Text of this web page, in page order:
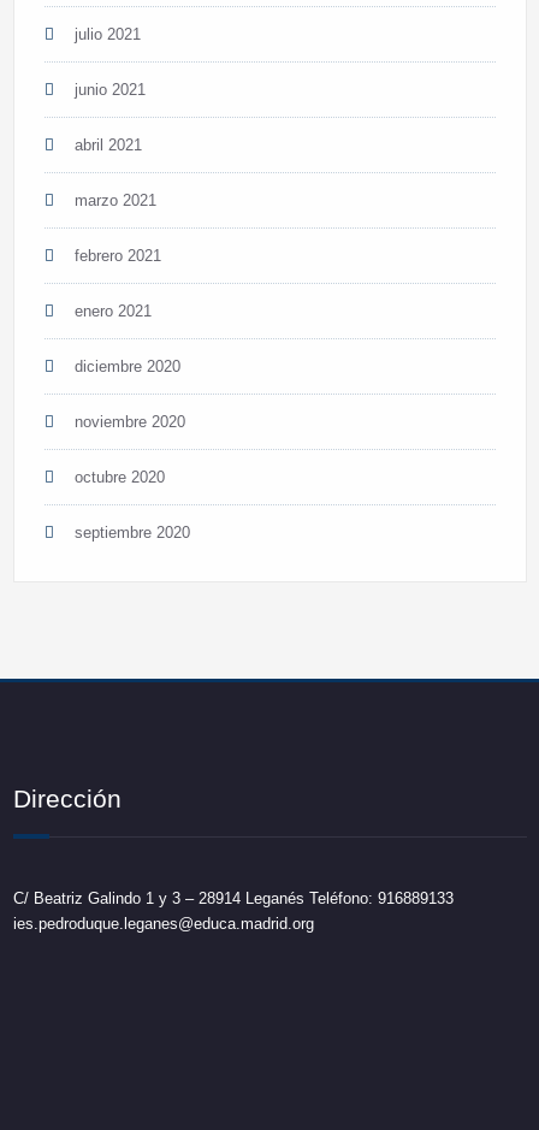
julio 2021
junio 2021
abril 2021
marzo 2021
febrero 2021
enero 2021
diciembre 2020
noviembre 2020
octubre 2020
septiembre 2020
Dirección
C/ Beatriz Galindo 1 y 3 – 28914 Leganés Teléfono: 916889133
ies.pedroduque.leganes@educa.madrid.org